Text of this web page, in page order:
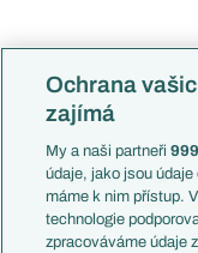
SOUVISEJÍCÍ
Soutěže
Německo - 1.
Ochrana
zajímá
My a naši partneři999
údaje, jako jsou
máme k nim přístup.
technologie
zpracováváme údaje